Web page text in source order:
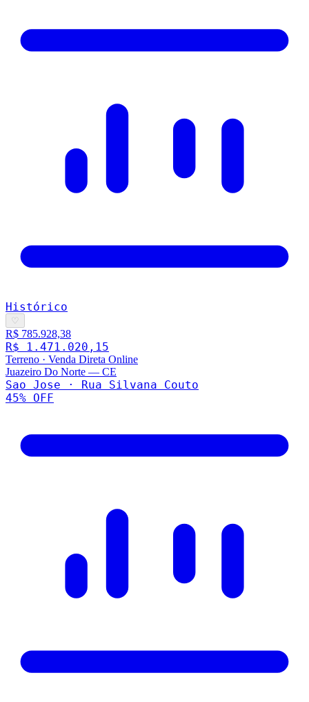
Histórico
♡
R$ 785.928,38
R$ 1.471.020,15
Terreno · Venda Direta Online
Juazeiro Do Norte — CE
Sao Jose · Rua Silvana Couto
45% OFF